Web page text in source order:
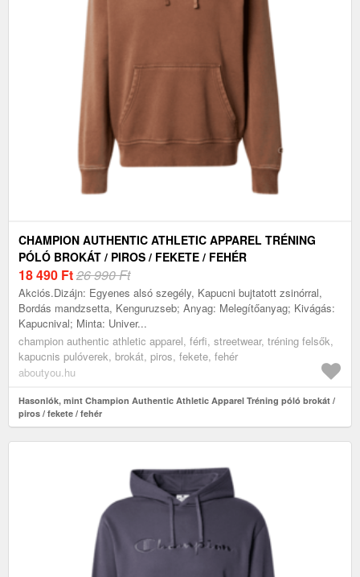
CHAMPION AUTHENTIC ATHLETIC APPAREL TRÉNING
PÓLÓ BROKÁT / PIROS / FEKETE / FEHÉR
18 490 Ft26 990 Ft
Akciós.Dizájn: Egyenes alsó szegély, Kapucni bujtatott zsinórral,
Bordás mandzsetta, Kenguruzseb; Anyag: Melegítőanyag; Kivágás:
Kapucnival; Minta: Univer...
champion authentic athletic apparel, férfi, streetwear, tréning felsők,
kapucnis pulóverek, brokát, piros, fekete, fehér
aboutyou.hu
Hasonlók, mint Champion Authentic Athletic Apparel Tréning póló brokát /
piros / fekete / fehér